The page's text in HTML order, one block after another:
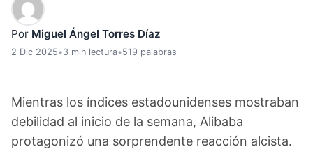
Por Miguel Ángel Torres Díaz
2 Dic 2025•3 min lectura•519 palabras
Mientras los índices estadounidenses mostraban
debilidad al inicio de la semana, Alibaba
protagonizó una sorprendente reacción alcista.